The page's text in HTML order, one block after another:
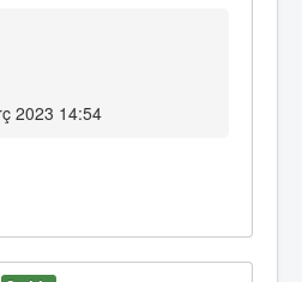
2023 14:54